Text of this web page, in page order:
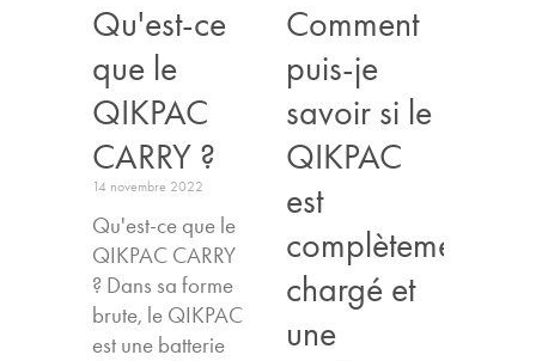
Qu'est-ce
que le
QIKPAC
CARRY ?
14 novembre 2022
Qu'est-ce que le
QIKPAC CARRY
? Dans sa forme
brute, le QIKPAC
est une batterie
Comment
puis-je
savoir si le
QIKPAC
est
complètement
chargé et
une